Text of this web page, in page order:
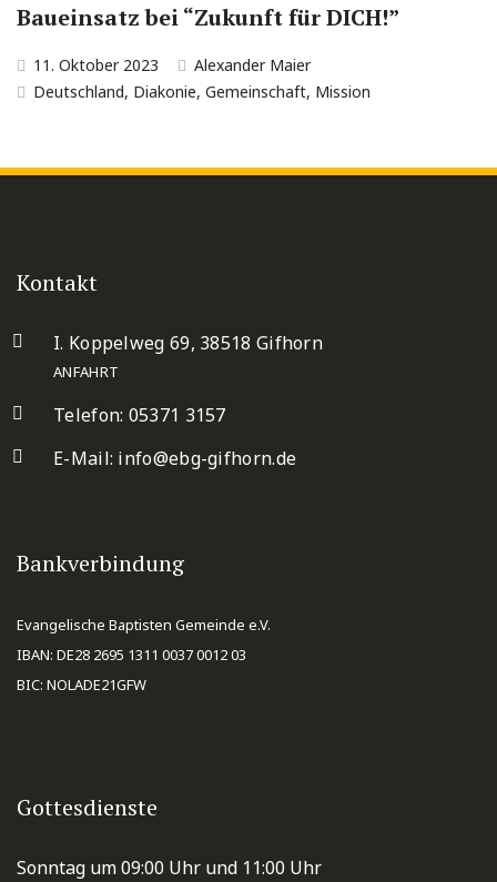
Baueinsatz bei “Zukunft für DICH!”
11. Oktober 2023
Alexander Maier
Deutschland, Diakonie, Gemeinschaft, Mission
Kontakt
I. Koppelweg 69, 38518 Gifhorn
ANFAHRT
Telefon: 05371 3157
E-Mail: info@ebg-gifhorn.de
Bankverbindung
Evangelische Baptisten Gemeinde e.V.
IBAN: DE28 2695 1311 0037 0012 03
BIC: NOLADE21GFW
Gottesdienste
Sonntag um 09:00 Uhr und 11:00 Uhr